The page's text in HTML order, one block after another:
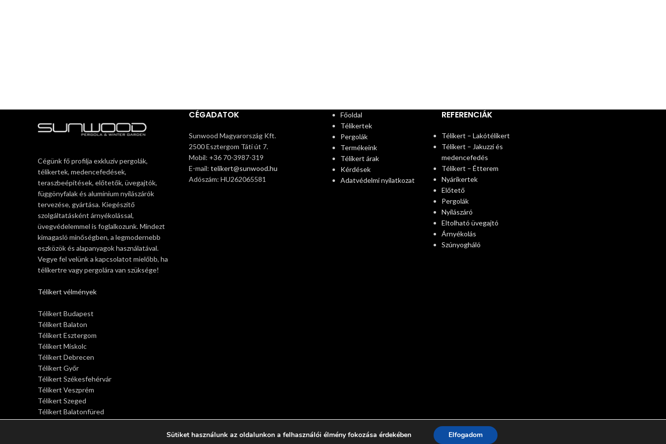
Cégünk fő profilja exkluzív pergolák,
télikertek, medencefedések,
teraszbeépítések, előtetők, üvegajtók,
függönyfalak és alumínium nyílászárók
tervezése, gyártása. Kiegészítő
szolgáltatásként árnyékolással,
üvegvédelemmel is foglalkozunk. Mindezt
kimagasló minőségben, a legmodernebb
eszközök és alapanyagok használatával.
Vegye fel velünk a kapcsolatot mielőbb, ha
télikertre vagy pergolára van szüksége!
Télikert vélmények
Télikert Budapest
Télikert Balaton
Télikert Esztergom
Télikert Miskolc
Télikert Debrecen
Télikert Győr
Télikert Székesfehérvár
Télikert Veszprém
Télikert Szeged
Télikert Balatonfüred
Télikert Siófok
CÉGADATOK
Sunwood Magyarország Kft.
2500 Esztergom Táti út 7.
Mobil: +36 70-3987-319
E-mail:telikert@sunwood.hu
Adószám: HU262065581
Főoldal
Télikertek
Pergolák
Termékeink
Télikert árak
Kérdések
Adatvédelmi nyilatkozat
REFERENCIÁK
Télikert – Lakótélikert
Télikert – Jakuzzi és
medencefedés
Télikert – Étterem
Nyárikertek
Előtető
Pergolák
Nyílászáró
Eltolható üvegajtó
Árnyékolás
Szúnyogháló
Sütiket használunk az oldalunkon a felhasználói élmény fokozása érdekében Elfogadom